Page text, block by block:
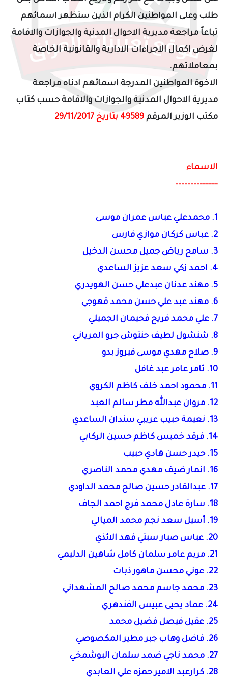
طلب وعلى المواطنين الكرام الذين ستظهر اسمائهم
تباعاً مراجعة مديرية الاحوال المدنية والجوازات والاقامة
لغرض اكمال الاجراءات الادارية والقانونية الخاصة
بمعاملاتهم.
الاخوة المواطنين المدرجة اسمائهم ادناه مراجعة
مديرية الاحوال المدنية والجوازات والاقامة حسب كتاب
مكتب الوزير المرقم 49589 بتاريخ 29/11/2017
الاسماء
--------------
1. محمدعلي عباس عمران موسى
2. عباس كركان موازي فارس
3. سامح رياض جميل محسن الدخيل
4. احمد زكي سعد عزيز الساعدي
5. مهند عدنان عبدعلي حسن الهويدري
6. مهند عبد علي حسن محمد قهوجي
7. علي محمد فريح فحيمان الجميلي
8. شنشول لطيف حنتوش جرو المرياني
9. صلاح مهدي موسى فيروز بدو
10. ثامر عامر عبد غافل
11. محمود احمد خلف كاظم الكروي
12. مروان عبدالله مطر سالم العبد
13. نعيمة حبيب عريبي سندان الساعدي
14. فرقد خميس كاظم حسين الركابي
15. حيدر حسن هادي حبيب
16. انمار ضيف مهدي محمد الناصري
17. عبدالقادر حسين صالح محمد الداودي
18. سارة عادل محمد فرج احمد الجاف
19. أسيل سعد نجم محمد الميالي
20. عباس صبار سبتي فهد الائذي
21. مريم عامر سلمان كامل شاهين الدليمي
22. عوني محسن ماهور ذبات
23. محمد جاسم محمد صالح المشهداني
24. عماد يحيى عبيس الفندهري
25. عقيل فيصل فضيل محمد
26. فاضل وهاب جبر مطير المكصوصي
27. محمد ناجي ضمد سلمان البوشمخي
28. كرارعبد الامير حمزه علي العابدي